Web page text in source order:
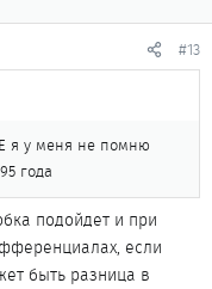
#13
я у меня не помню
года
подойдет и при
если
быть разница в